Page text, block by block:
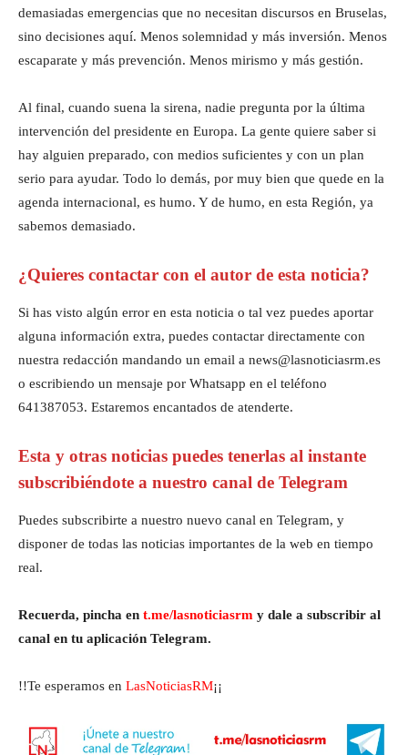
demasiadas emergencias que no necesitan discursos en Bruselas,
sino decisiones aquí. Menos solemnidad y más inversión. Menos
escaparate y más prevención. Menos mirismo y más gestión.
Al final, cuando suena la sirena, nadie pregunta por la última
intervención del presidente en Europa. La gente quiere saber si
hay alguien preparado, con medios suficientes y con un plan
serio para ayudar. Todo lo demás, por muy bien que quede en la
agenda internacional, es humo. Y de humo, en esta Región, ya
sabemos demasiado.
¿Quieres contactar con el autor de esta noticia?
Si has visto algún error en esta noticia o tal vez puedes aportar
alguna información extra, puedes contactar directamente con
nuestra redacción mandando un email a news@lasnoticiasrm.es
o escribiendo un mensaje por Whatsapp en el teléfono
641387053. Estaremos encantados de atenderte.
Esta y otras noticias puedes tenerlas al instante
subscribiéndote a nuestro canal de Telegram
Puedes subscribirte a nuestro nuevo canal en Telegram, y
disponer de todas las noticias importantes de la web en tiempo
real.
Recuerda, pincha en t.me/lasnoticiasrm y dale a subscribir al
canal en tu aplicación Telegram.
!!Te esperamos en LasNoticiasRM¡¡